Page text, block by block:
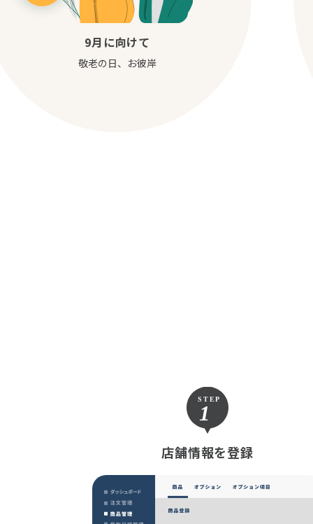
9月に向けて
敬老の日、お彼岸
店舗情報を登録